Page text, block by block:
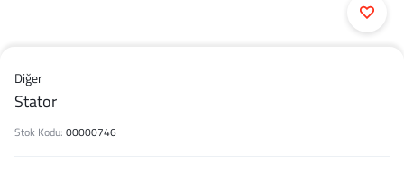
Diğer
Stator
Stok Kodu: 00000746